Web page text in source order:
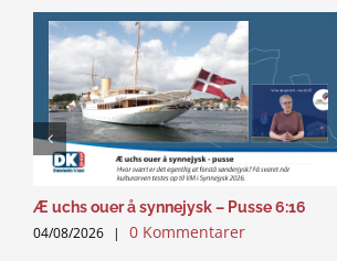
Æ uchs ouer å synnejysk – Pusse 6:16
04/08/2026 | 0 Kommentarer